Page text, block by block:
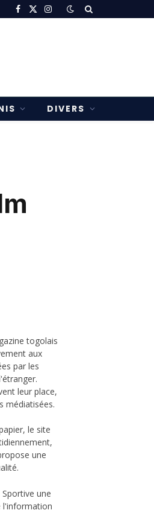
Facebook
X
Instagram
DIVERS
togolais
aux
par les
leur place,
médiatisées.
le site
une
une
l'information